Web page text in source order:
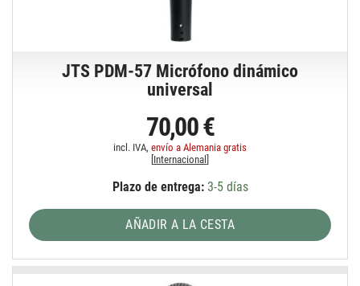
JTS PDM-57 Micrófono dinámico
universal
70,00 €
incl. IVA,envío a Alemania gratis
Internacional
Plazo de entrega:3-5 días
AÑADIR A LA CESTA